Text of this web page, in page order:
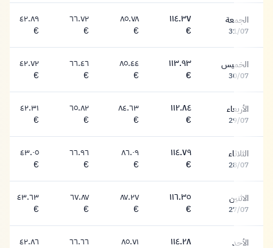
الجمعة
31/07 ١١٤.٣٧ يورو
١١٤.٣٧
€
٨٥.٧٨ يورو
٨٥.٧٨
€
٦٦.٧٢ يورو
٦٦.٧٢
€
٤٢.٨٩ يورو
٤٢.٨٩
€
الخميس
30/07 ١١٣.٩٣ يورو
١١٣.٩٣
€
٨٥.٤٤ يورو
٨٥.٤٤
€
٦٦.٤٦ يورو
٦٦.٤٦
€
٤٢.٧٢ يورو
٤٢.٧٢
€
الأربعاء
29/07 ١١٢.٨٤ يورو
١١٢.٨٤
€
٨٤.٦٣ يورو
٨٤.٦٣
€
٦٥.٨٢ يورو
٦٥.٨٢
€
٤٢.٣١ يورو
٤٢.٣١
€
الثلاثاء
28/07 ١١٤.٧٩ يورو
١١٤.٧٩
€
٨٦.٠٩ يورو
٨٦.٠٩
€
٦٦.٩٦ يورو
٦٦.٩٦
€
٤٣.٠٥ يورو
٤٣.٠٥
€
الاثنين
27/07 ١١٦.٣٥ يورو
١١٦.٣٥
€
٨٧.٢٧ يورو
٨٧.٢٧
€
٦٧.٨٧ يورو
٦٧.٨٧
€
٤٣.٦٣ يورو
٤٣.٦٣
€
الأحد
١١٤.٢٨
٨٥.٧١
٦٦.٦٦
٤٢.٨٦